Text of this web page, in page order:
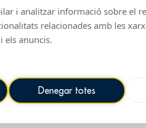
i analitzar informació sobre el
relacionades amb les
els anuncis.
Denegar totes